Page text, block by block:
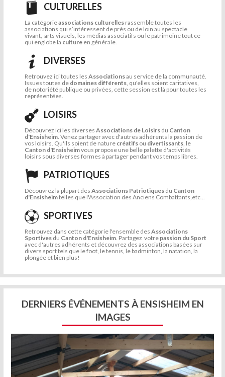
CULTURELLES
La catégorieassociations culturelles rassemble toutes les
associations qui s’intéressent de près ou de loin au spectacle
vivant, arts visuels, les médias associatifs ou le patrimoine tout ce
qui englobe la culture en générale.
DIVERSES
Retrouvez ici toutes les Associationsau service de la communauté.
Issues toutes de domaines différents , qu'elles soient caritatives,
de notoriété publique ou privées, cette session est là pour toutes les
représentées.
LOISIRS
Découvrez ici les diverses Associations de Loisirs du Canton
d'Ensisheim . Venez partager avec d'autres adhérents la passion de
vos loisirs. Qu'ils soient de nature créatifs ou divertissants , le
Canton d'Ensisheimvous propose une belle palette d'activités
loisirs sous diverses formes à partager pendant vos temps libres.
PATRIOTIQUES
Découvrez la plupart des Associations Patriotiques du Canton
d'Ensisheimtelles que l'Association des Anciens Combattants,etc...
SPORTIVES
Retrouvez dans cette catégorie l'ensemble des Associations
Sportives du Canton d'Ensisheim . Partagez votre passion du Sport
avec d'autres adhérents et découvrez des associations basées sur
divers sport tels que le foot, le tennis, le badminton, la natation, la
plongée et bien plus!
DERNIERS ÉVÉNEMENTS À ENSISHEIM EN
IMAGES